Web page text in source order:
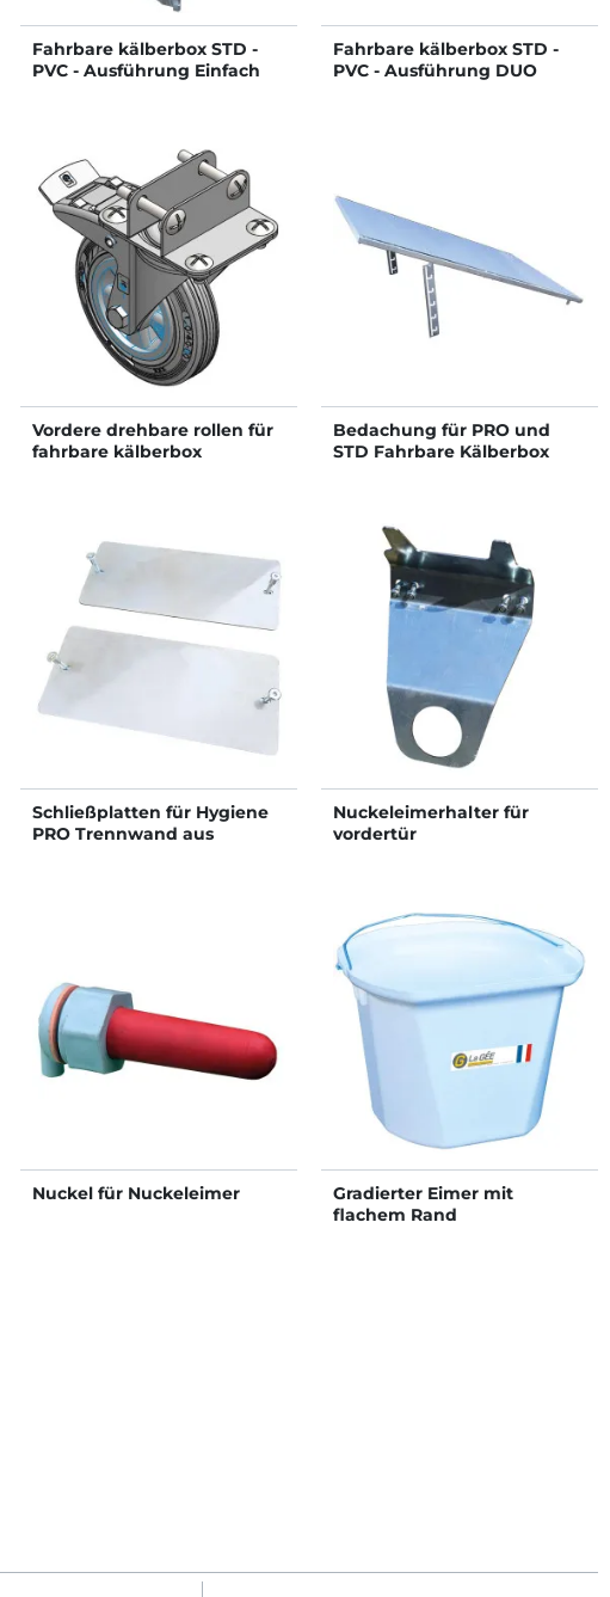
Fahrbare kälberbox STD -
PVC - Ausführung Einfach
Fahrbare kälberbox STD -
PVC - Ausführung DUO
Vordere drehbare rollen für
fahrbare kälberbox
Bedachung für PRO und
STD Fahrbare Kälberbox
Schließplatten für Hygiene
PRO Trennwand aus
Nuckeleimerhalter für
vordertür
Nuckel für Nuckeleimer
Gradierter Eimer mit
flachem Rand